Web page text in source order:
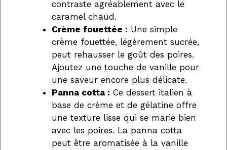
contraste agréablement avec le
caramel chaud.
Crème fouettée : Une simple
crème fouettée, légèrement sucrée,
peut rehausser le goût des poires.
Ajoutez une touche de vanille pour
une saveur encore plus délicate.
Panna cotta : Ce dessert italien à
base de crème et de gélatine offre
une texture lisse qui se marie bien
avec les poires. La panna cotta
peut être aromatisée à la vanille